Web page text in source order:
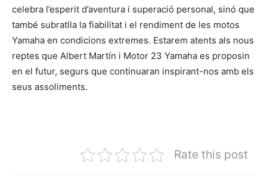
celebra l’esperit d’aventura i superació personal, sinó que
també subratlla la fiabilitat i el rendiment de les motos
Yamaha en condicions extremes. Estarem atents als nous
reptes que Albert Martín i Motor 23 Yamaha es proposin
en el futur, segurs que continuaran inspirant-nos amb els
seus assoliments.
Rate this post